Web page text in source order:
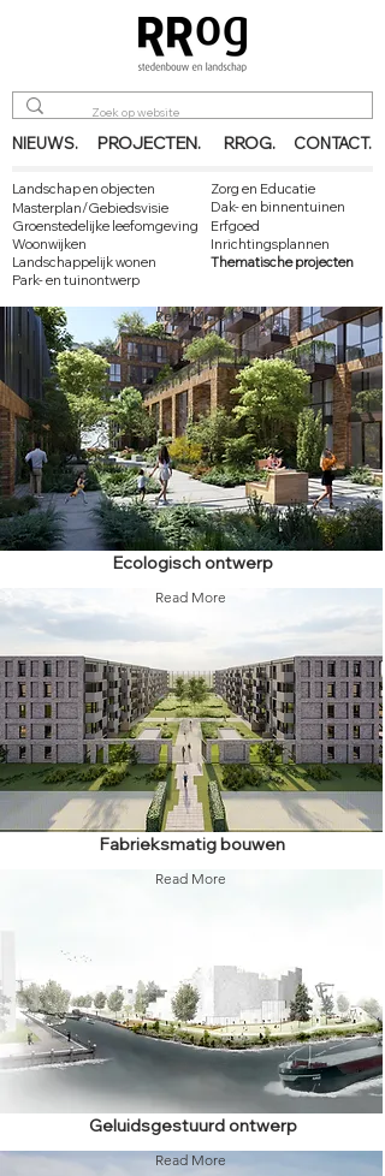
NIEUWS. PROJECTEN. RROG. CONTACT.
Landschap en objecten
Zorg en Educatie
Masterplan/Gebiedsvisie
Dak- en binnentuinen
Groenstedelijke leefomgeving
Erfgoed
Woonwijken
Inrichtingsplannen
Landschappelijk wonen
Thematische projecten
Park- en tuinontwerp
Read More
Ecologisch ontwerp
Read More
Fabrieksmatig bouwen
Read More
Geluidsgestuurd ontwerp
Read More